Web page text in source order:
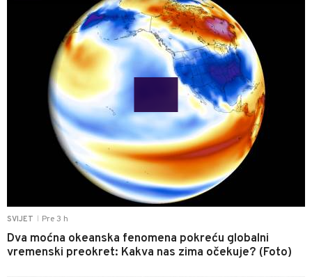
SVIJET Pre 3 h
Dva moćna okeanska fenomena pokreću globalni
vremenski preokret: Kakva nas zima očekuje? (Foto)